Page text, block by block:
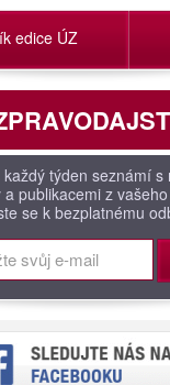
edice ÚZ
každý týden seznámí
a publikacemi z
se k bezplatnému